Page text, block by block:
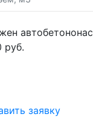
руб.
заявку